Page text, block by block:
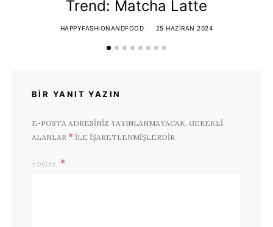
Trend: Matcha Latte
HAPPYFASHIONANDFOOD 25 HAZIRAN 2024
BIR YANIT YAZIN
E-POSTA ADRESINIZ YAYINLANMAYACAK. GEREKLI
ALANLAR * ILE IŞARETLENMIŞLERDIR
YORUM